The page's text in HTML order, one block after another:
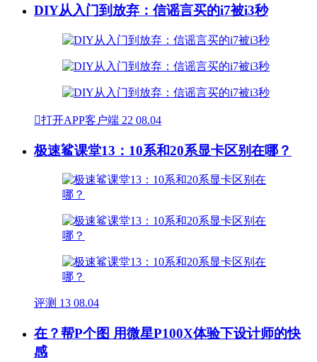
DIY从入门到放弃：信谣言买的i7被i3秒
打开APP客户端 22 08.04
极速鲨课堂13：10系和20系显卡区别在哪？
评测 13 08.04
在？帮P个图 用微星P100X体验下设计师的快
感